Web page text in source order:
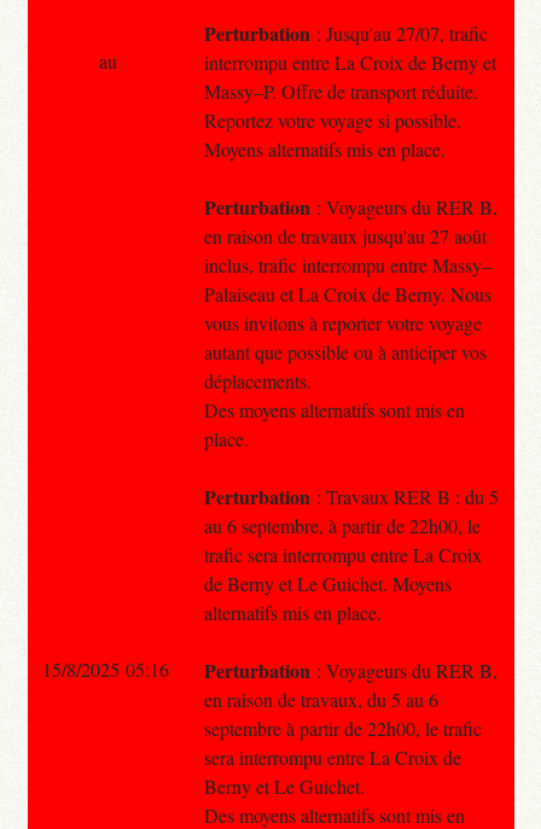
Perturbation : Jusqu'au 27/07, trafic
interrompu entre La Croix de Berny et
Massy–P. Offre de transport réduite.
Reportez votre voyage si possible.
Moyens alternatifs mis en place.
Perturbation : Voyageurs du RER B,
en raison de travaux jusqu'au 27 août
inclus, trafic interrompu entre Massy–
Palaiseau et La Croix de Berny. Nous
vous invitons à reporter votre voyage
autant que possible ou à anticiper vos
déplacements.
Des moyens alternatifs sont mis en
place.
Perturbation : Travaux RER B : du 5
au 6 septembre, à partir de 22h00, le
trafic sera interrompu entre La Croix
de Berny et Le Guichet. Moyens
alternatifs mis en place.
Perturbation : Voyageurs du RER B,
en raison de travaux, du 5 au 6
septembre à partir de 22h00, le trafic
sera interrompu entre La Croix de
Berny et Le Guichet.
Des moyens alternatifs sont mis en
au
15/8/2025 05:16